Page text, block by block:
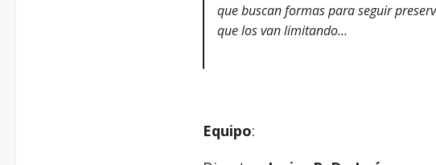
que buscan formas para seguir
que los van limitando…
Equipo: